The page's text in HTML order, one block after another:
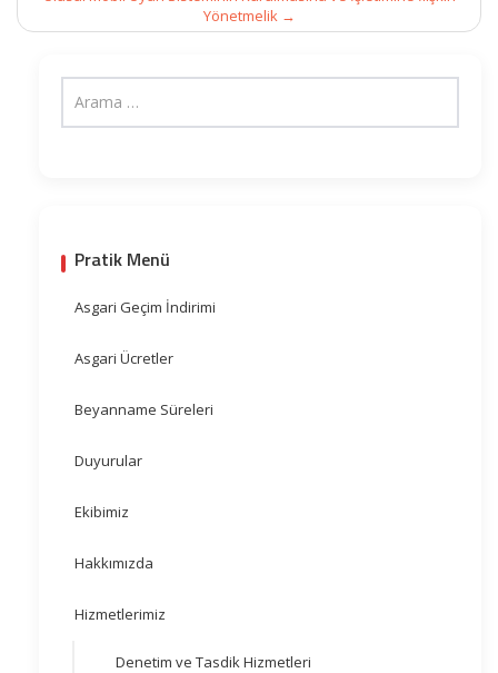
Yönetmelik →
Pratik Menü
Asgari Geçim İndirimi
Asgari Ücretler
Beyanname Süreleri
Duyurular
Ekibimiz
Hakkımızda
Hizmetlerimiz
Denetim ve Tasdik Hizmetleri